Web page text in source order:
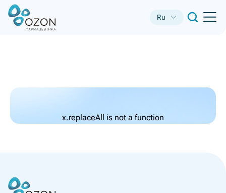
Ru
x.replaceAll is not a function